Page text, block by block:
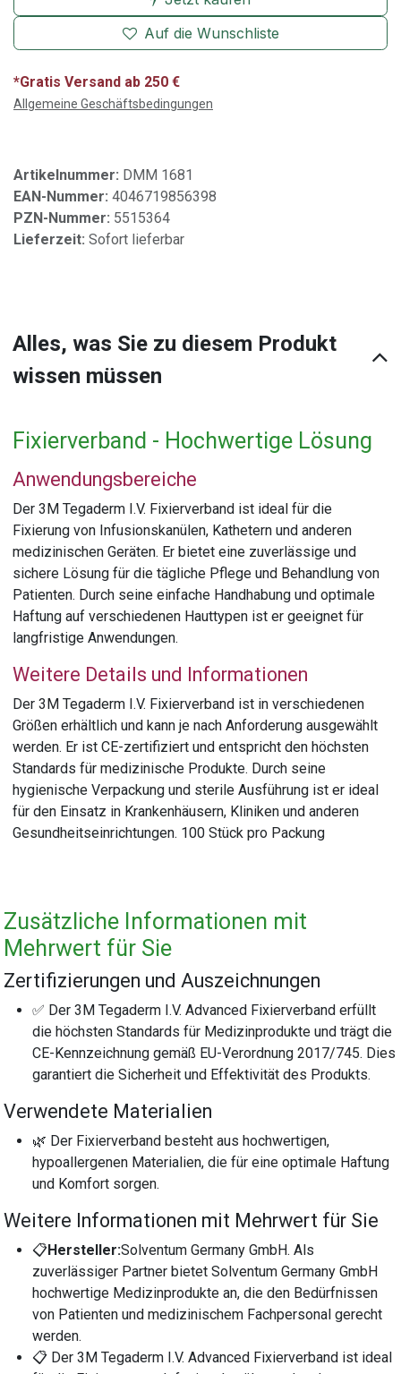
Auf die Wunschliste
*Gratis Versand ab 250 €
Allgemeine Geschäftsbedingungen
Artikelnummer: DMM 1681
EAN-Nummer: 4046719856398
PZN-Nummer: 5515364
Lieferzeit: Sofort lieferbar
Alles, was Sie zu diesem Produkt
wissen müssen
Fixierverband - Hochwertige Lösung
Anwendungsbereiche
Der 3M Tegaderm I.V. Fixierverband ist ideal für die
Fixierung von Infusionskanülen, Kathetern und anderen
medizinischen Geräten. Er bietet eine zuverlässige und
sichere Lösung für die tägliche Pflege und Behandlung von
Patienten. Durch seine einfache Handhabung und optimale
Haftung auf verschiedenen Hauttypen ist er geeignet für
langfristige Anwendungen.
Weitere Details und Informationen
Der 3M Tegaderm I.V. Fixierverband ist in verschiedenen
Größen erhältlich und kann je nach Anforderung ausgewählt
werden. Er ist CE-zertifiziert und entspricht den höchsten
Standards für medizinische Produkte. Durch seine
hygienische Verpackung und sterile Ausführung ist er ideal
für den Einsatz in Krankenhäusern, Kliniken und anderen
Gesundheitseinrichtungen. 100 Stück pro Packung
Zusätzliche Informationen mit
Mehrwert für Sie
Zertifizierungen und Auszeichnungen
✅ Der 3M Tegaderm I.V. Advanced Fixierverband erfüllt
die höchsten Standards für Medizinprodukte und trägt die
CE-Kennzeichnung gemäß EU-Verordnung 2017/745. Dies
garantiert die Sicherheit und Effektivität des Produkts.
Verwendete Materialien
🌿 Der Fixierverband besteht aus hochwertigen,
hypoallergenen Materialien, die für eine optimale Haftung
und Komfort sorgen.
Weitere Informationen mit Mehrwert für Sie
📋Hersteller:Solventum Germany GmbH. Als
zuverlässiger Partner bietet Solventum Germany GmbH
hochwertige Medizinprodukte an, die den Bedürfnissen
von Patienten und medizinischem Fachpersonal gerecht
werden.
📋 Der 3M Tegaderm I.V. Advanced Fixierverband ist ideal